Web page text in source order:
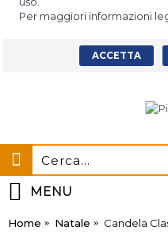
Per maggiori informazioni
ACCETTA
MENU
Home Natale Candela